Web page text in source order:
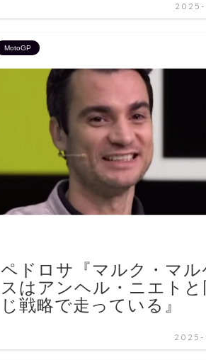
MotoGP
ペドロサ『マルク・マル
スはアンヘル・ニエトと
じ戦略で走っている』